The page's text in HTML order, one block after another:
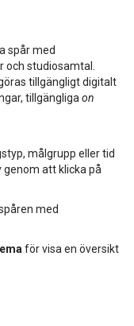
spår med
studiosamtal.
tillgängligt digitalt
tillgängliga on
målgrupp eller tid
att klicka på
med
för visa en översikt